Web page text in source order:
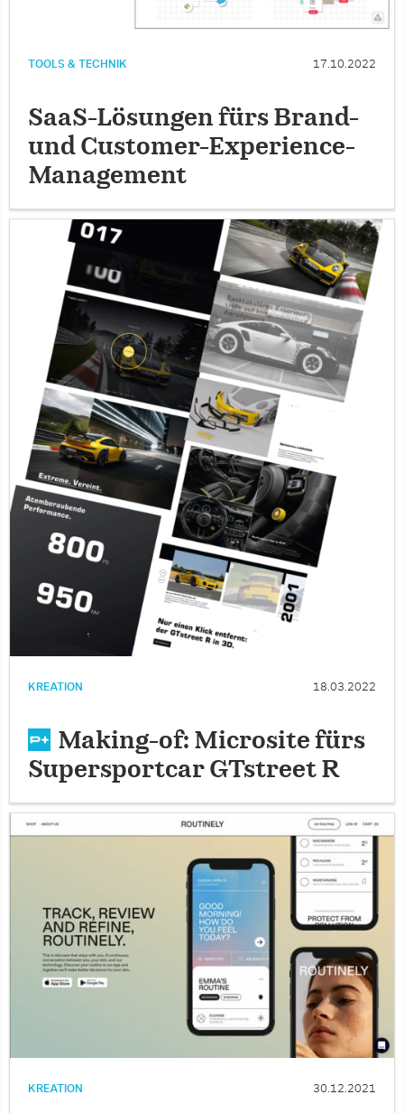
TOOLS & TECHNIK 17.10.2022
SaaS-Lösungen fürs Brand-
und Customer-Experience-
Ma­nagement
KREATION 18.03.2022
Making-of: Microsite fürs
Supersportcar GTstreet R
KREATION 30.12.2021